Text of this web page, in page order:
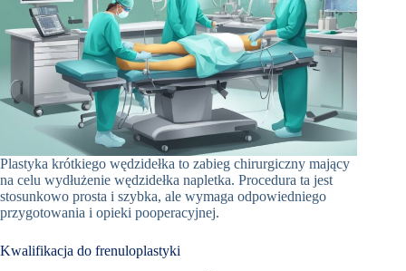
Plastyka krótkiego wędzidełka to zabieg chirurgiczny mający
na celu wydłużenie wędzidełka napletka. Procedura ta jest
stosunkowo prosta i szybka, ale wymaga odpowiedniego
przygotowania i opieki pooperacyjnej.
Kwalifikacja do frenuloplastyki